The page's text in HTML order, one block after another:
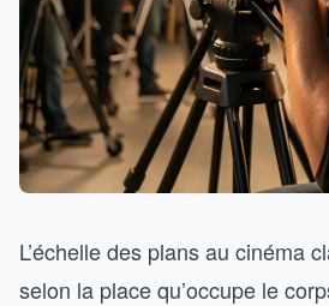
L’échelle des plans au cinéma
selon la place qu’occupe le